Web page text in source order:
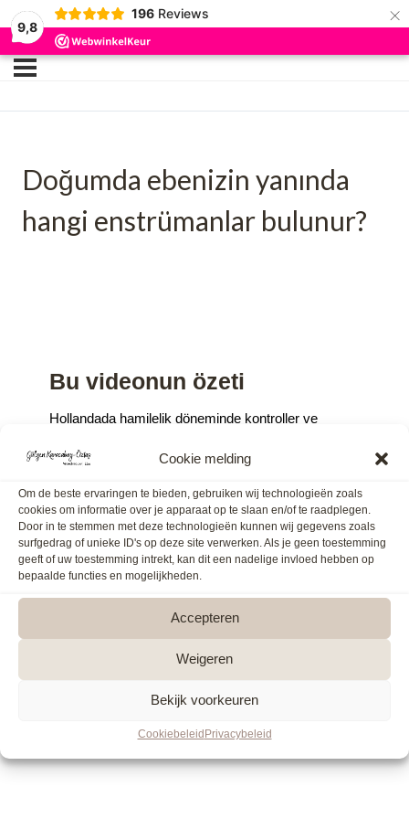
9,8
196 Reviews ×
Cookie melding
Om de beste ervaringen te bieden, gebruiken wij technologieën zoals
cookies om informatie over je apparaat op te slaan en/of te raadplegen.
Door in te stemmen met deze technologieën kunnen wij gegevens zoals
surfgedrag of unieke ID's op deze site verwerken. Als je geen toestemming
geeft of uw toestemming intrekt, kan dit een nadelige invloed hebben op
bepaalde functies en mogelijkheden.
Accepteren
Weigeren
Bekijk voorkeuren
CookiebeleidPrivacybeleid
Doğumda ebenizin yanında
hangi enstrümanlar bulunur?
Bu videonun özeti
Hollandada hamilelik döneminde kontroller ve
ebelerin 7/24 yanında bulundurdukları enstrümanları
esnasında ev ortamında getirirler. Bütün ebelerin
kendine ait acil çantaları vardır. Bu videoda size
yanımızda getirdiğimiz enstrümanları gösteriyorum.
Maak een notitie bij
deze les